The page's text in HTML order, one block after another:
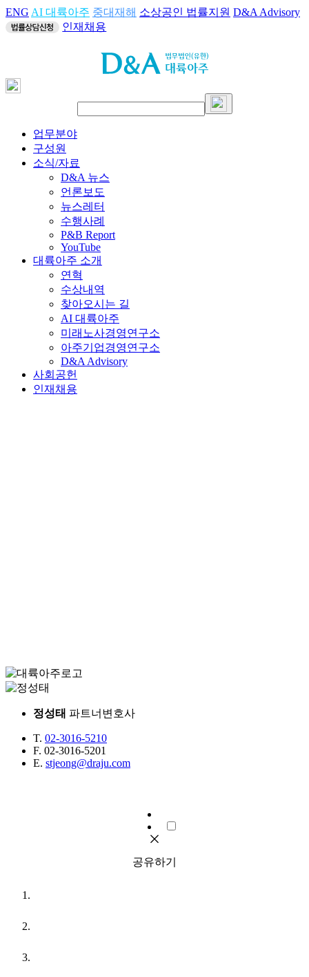
ENG AI 대륙아주 중대재해 소상공인 법률지원 D&A Advisory
인재채용
업무분야
구성원
소식/자료
D&A 뉴스
언론보도
뉴스레터
수행사례
P&B Report
YouTube
대륙아주 소개
연혁
수상내역
찾아오시는 길
AI 대륙아주
미래노사경영연구소
아주기업경영연구소
D&A Advisory
사회공헌
인재채용
정성태 파트너변호사
T. 02-3016-5210
F. 02-3016-5201
E. stjeong@draju.com
공유하기